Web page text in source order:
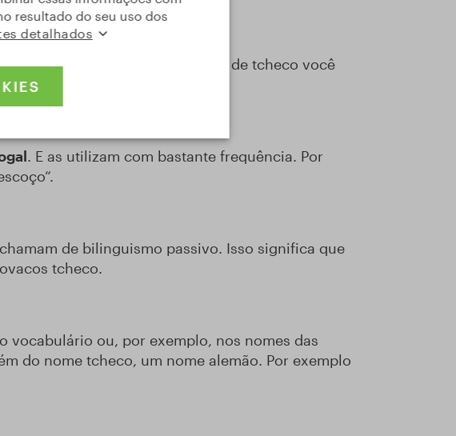
Mas, algumas pequenas “ilhas” de tcheco você
.
. E as utilizam com bastante frequência. Por
de bilinguismo passivo. Isso significa que
tcheco.
vocabulário ou, por exemplo, nos nomes das
do nome tcheco, um nome alemão. Por exemplo
resultado do seu uso dos
detalhados